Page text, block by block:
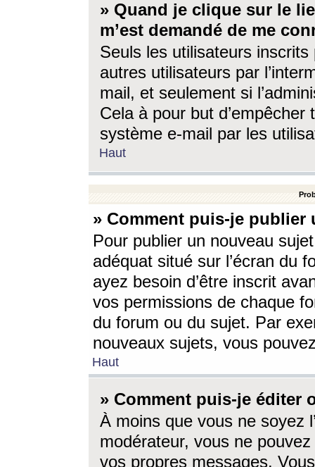
» Quand je clique sur le
m’est demandé de me
Seuls les utilisateurs
autres utilisateurs par
mail, et seulement si
Cela à pour but
système e-mail par les
Haut
» Comment puis-je
Pour publier un nouveau
adéquat situé sur l’écran du
ayez besoin d’être inscrit
vos permissions de chaque
du forum ou du sujet. Par
nouveaux sujets, vous
Haut
» Comment puis-je éditer
À moins que vous ne soyez
modérateur, vous ne
vos propres messages.